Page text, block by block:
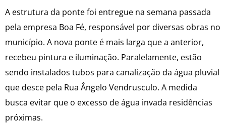
A estrutura da ponte foi entregue na semana passada
pela empresa Boa Fé, responsável por diversas obras no
município. A nova ponte é mais larga que a anterior,
recebeu pintura e iluminação. Paralelamente, estão
sendo instalados tubos para canalização da água pluvial
que desce pela Rua Ângelo Vendrusculo. A medida
busca evitar que o excesso de água invada residências
próximas.